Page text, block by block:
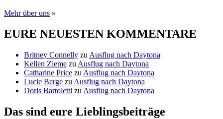
Mehr über uns »
EURE NEUESTEN KOMMENTARE
Britney Connelly zu Ausflug nach Daytona
Kellen Zieme zu Ausflug nach Daytona
Catharine Price zu Ausflug nach Daytona
Lucie Berge zu Ausflug nach Daytona
Doris Bartoletti zu Ausflug nach Daytona
Das sind eure Lieblingsbeiträge